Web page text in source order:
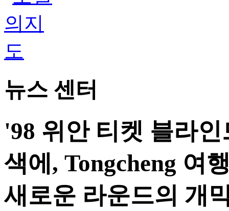
뉴스 센터
'98 위안 티켓 블라
색에, Tongcheng 여
새로운 라운드의 개